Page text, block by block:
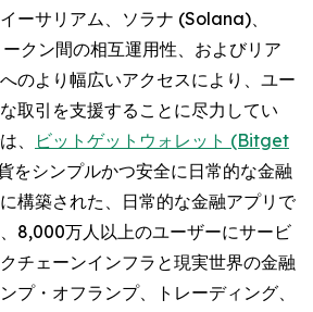
ーサリアム、ソラナ (Solana)、
クン間の相互運用性、およびリア
のより幅広いアクセスにより、ユー
取引を支援することに尽力してい
、
ビットゲットウォレット (Bitget
をシンプルかつ安全に日常的な金融
構築された、日常的な金融アプリで
8,000万人以上のユーザーにサービ
チェーンインフラと現実世界の金融
プ・オフランプ、トレーディング、